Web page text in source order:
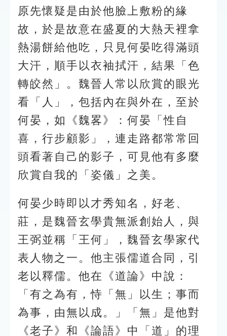
原先懷疑是由於他臉上敷粉的緣
故，於是故意在盛夏的大熱天裡拿
熱湯餅給他吃，只見何晏吃得滿頭
大汗，順手以衣袖拭汗，結果「色
轉皎然」。魏晉人常以欣賞的眼光
看「人」，包括內在與外在，至於
何晏，如《魏畧》：何晏「性自
喜，行步顧影」，連走路都常常回
頭看著自己的影子，可見他有多麼
欣賞自我的「姿儀」之美。
何晏少時即以才秀知名，好老、
莊，是魏晉玄學貴無派創始人，與
王弼並稱「王何」，魏晉玄學家代
表人物之一。他主張儒道合同，引
老以釋儒。他在《道論》中說：
「有之為有，恃「無」以生；事而
為事，由無以成。」「無」是他對
《老子》和《論語》中「道」的理